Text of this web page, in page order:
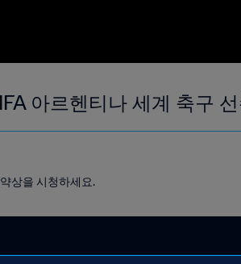
아르헨티나 세계 축구
상을 시청하세요.